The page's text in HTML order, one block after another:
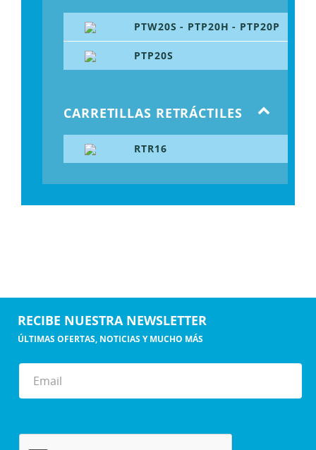
PTW20S - PTP20H - PTP20P
PTP20S
CARRETILLAS RETRÁCTILES
RTR16
RECIBE NUESTRA NEWSLETTER
ÚLTIMAS OFERTAS, NOTICIAS Y MUCHO MÁS